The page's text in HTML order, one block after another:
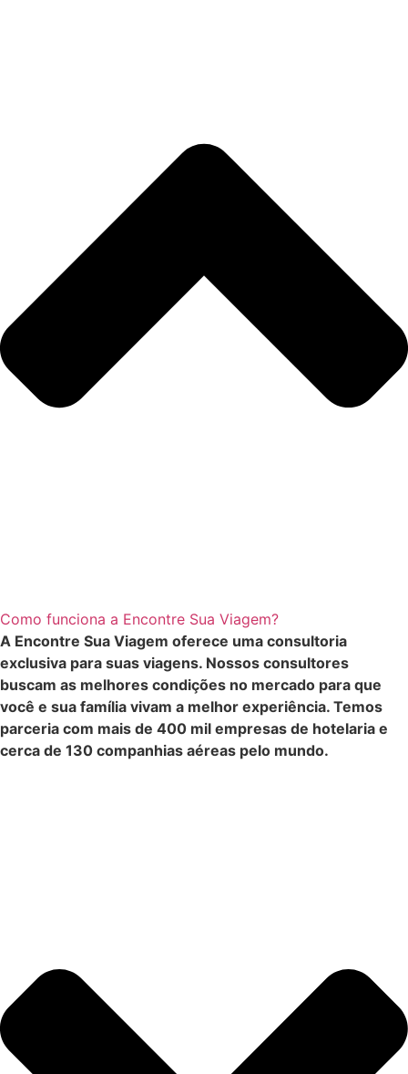
Como funciona a Encontre Sua Viagem?
A Encontre Sua Viagem oferece uma consultoria
exclusiva para suas viagens. Nossos consultores
buscam as melhores condições no mercado para que
você e sua família vivam a melhor experiência. Temos
parceria com mais de 400 mil empresas de hotelaria e
cerca de 130 companhias aéreas pelo mundo.